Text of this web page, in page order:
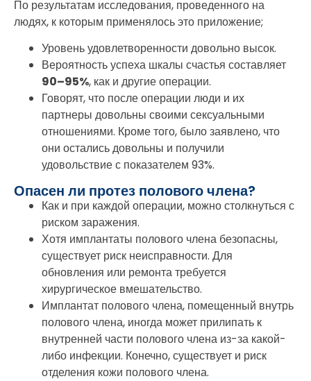
По результатам исследования, проведенного на
людях, к которым применялось это приложение;
Уровень удовлетворенности довольно высок.
Вероятность успеха шкалы счастья составляет
90–95%, как и другие операции.
Говорят, что после операции люди и их
партнеры довольны своими сексуальными
отношениями. Кроме того, было заявлено, что
они остались довольны и получили
удовольствие с показателем 93%.
Опасен ли протез полового члена?
Как и при каждой операции, можно столкнуться с
риском заражения.
Хотя имплантаты полового члена безопасны,
существует риск неисправности. Для
обновления или ремонта требуется
хирургическое вмешательство.
Имплантат полового члена, помещенный внутрь
полового члена, иногда может прилипать к
внутренней части полового члена из-за какой-
либо инфекции. Конечно, существует и риск
отделения кожи полового члена.